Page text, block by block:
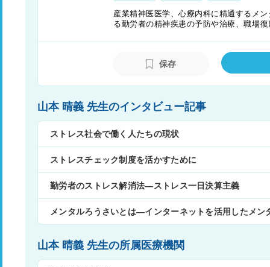
産業精神医医学、心療内科に精通するメ
る勤労者の精神疾患の予防や治療、職場
保存
山本 晴義 先生のインタビュー記事
ストレス社会で働く人たちの現状
ストレスチェック制度を活かすために
勤労者のストレス解消法―ストレス一日決算主義
メンタルろうさいとは―インターネットを活用したメン
山本 晴義 先生の所属医療機関